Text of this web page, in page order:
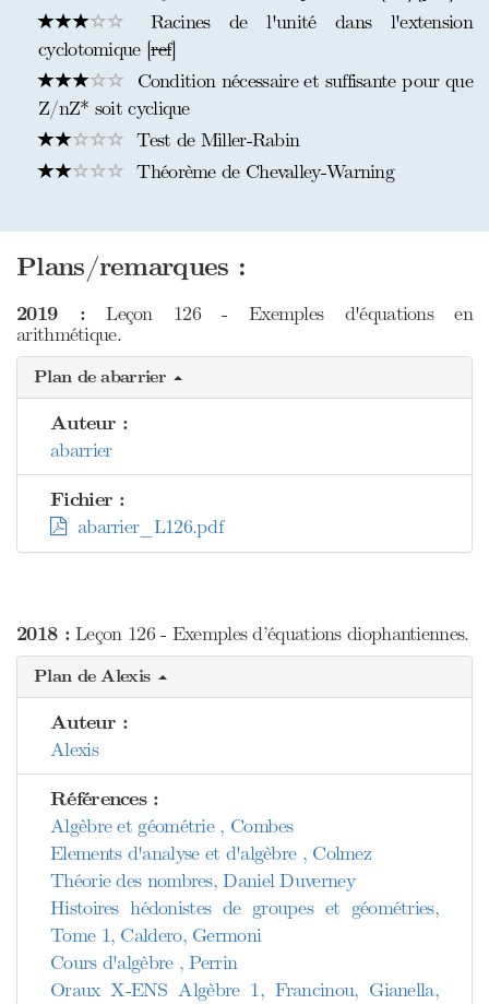
Racines de l'unité dans l'extension
cyclotomique [ref]
Condition nécessaire et suffisante pour que
Z/nZ* soit cyclique
Test de Miller-Rabin
Théorème de Chevalley-Warning
Plans/remarques :
2019 :Leçon 126 - Exemples d'équations en
arithmétique.
Plan de abarrier
Auteur :
abarrier
Fichier :
abarrier_L126.pdf
2018 :Leçon 126 - Exemples d’équations diophantiennes.
Plan de Alexis
Auteur :
Alexis
Références :
Algèbre et géométrie , Combes
Elements d'analyse et d'algèbre , Colmez
Théorie des nombres, Daniel Duverney
Histoires hédonistes de groupes et géométries,
Tome 1, Caldero, Germoni
Cours d'algèbre , Perrin
Oraux X-ENS Algèbre 1, Francinou, Gianella,